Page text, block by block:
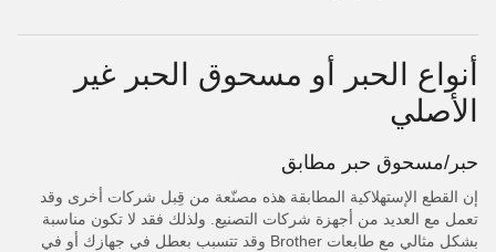
أنواع الحبر أو مسحوق الحبر غير
الأصلي
حبر/مسحوق حبر مطابق
إن القطع الإستهلاكية المطابقة هذه مصنّعة من قِبل شركات أخرى وقد
تعمل مع العديد من أجهزة شركات التصنيع. ولذلك فقد لا تكون مناسبة
بشكل مثالي مع طابعات Brother وقد تتسبب بعطل في جهازك أو في